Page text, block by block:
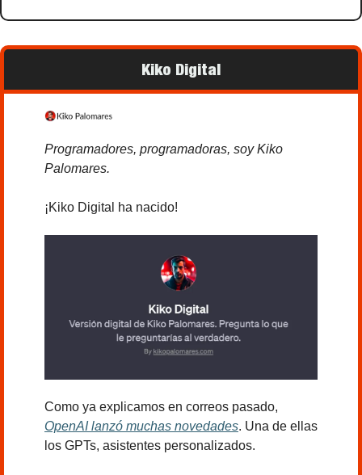
Kiko Digital
Programadores, programadoras, soy Kiko
Palomares.
¡Kiko Digital ha nacido!
OpenAI lanzó muchas novedades. Una de ellas
los GPTs, asistentes personalizados.